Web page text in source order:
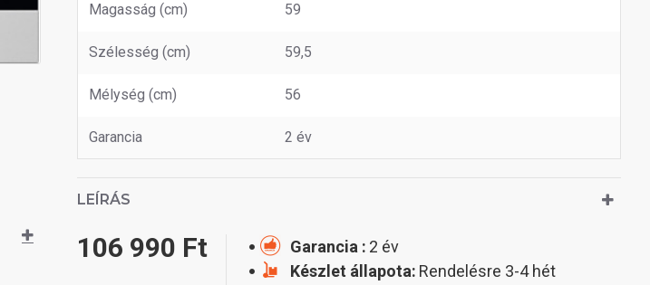
Magasság (cm) 59
Szélesség (cm) 59,5
Mélység (cm) 56
Garancia 2 év
LEÍRÁS
106 990 Ft Garancia : 2 év
Készlet állapota: Rendelésre 3-4 hét